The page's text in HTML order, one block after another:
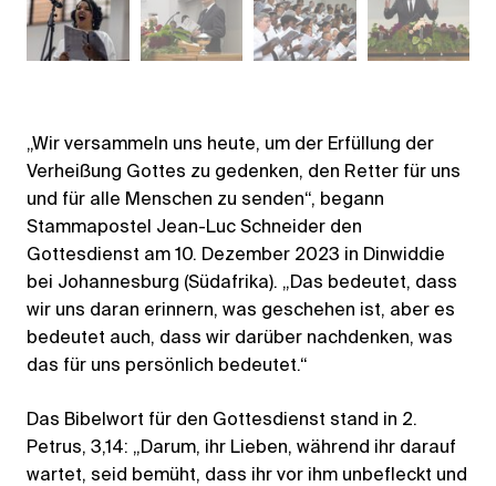
„Wir versammeln uns heute, um der Erfüllung der
Verheißung Gottes zu gedenken, den Retter für uns
und für alle Menschen zu senden“, begann
Stammapostel Jean-Luc Schneider den
Gottesdienst am 10. Dezember 2023 in Dinwiddie
bei Johannesburg (Südafrika). „Das bedeutet, dass
wir uns daran erinnern, was geschehen ist, aber es
bedeutet auch, dass wir darüber nachdenken, was
das für uns persönlich bedeutet.“
Das Bibelwort für den Gottesdienst stand in 2.
Petrus, 3,14: „Darum, ihr Lieben, während ihr darauf
wartet, seid bemüht, dass ihr vor ihm unbefleckt und